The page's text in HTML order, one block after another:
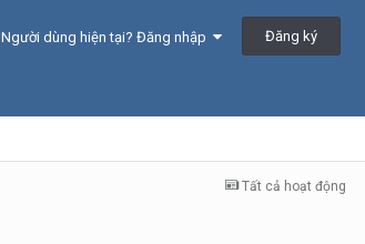
Người dùng hiện tại? Đăng nhập Đăng ký
Tất cả hoạt động